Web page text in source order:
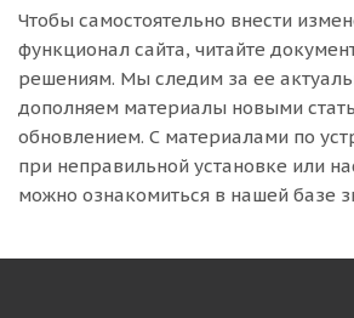
Чтобы самостоятельно внести
функционал сайта, читайте
решениям. Мы следим за ее
дополняем материалы новыми
обновлением. С материалами по
при неправильной установке или
можно ознакомиться в нашей базе